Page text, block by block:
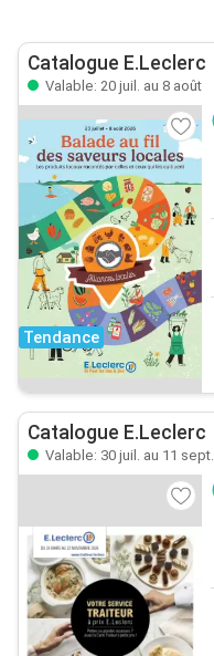
Catalogue E.Leclerc
Valable: 20 juil. au 8 août
Tendance
Catalogue E.Leclerc
Valable: 30 juil. au 11 sept.